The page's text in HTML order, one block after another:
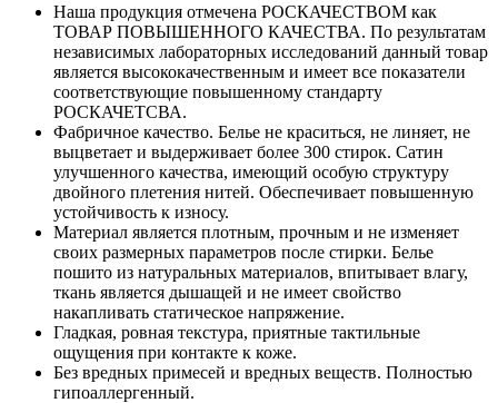
Наша продукция отмечена РОСКАЧЕСТВОМ как
ТОВАР ПОВЫШЕННОГО КАЧЕСТВА. По результатам
независимых лабораторных исследований данный товар
является высококачественным и имеет все показатели
соответствующие повышенному стандарту
РОСКАЧЕТСВА.
Фабричное качество. Белье не краситься, не линяет, не
выцветает и выдерживает более 300 стирок. Сатин
улучшенного качества, имеющий особую структуру
двойного плетения нитей. Обеспечивает повышенную
устойчивость к износу.
Материал является плотным, прочным и не изменяет
своих размерных параметров после стирки. Белье
пошито из натуральных материалов, впитывает влагу,
ткань является дышащей и не имеет свойство
накапливать статическое напряжение.
Гладкая, ровная текстура, приятные тактильные
ощущения при контакте к коже.
Без вредных примесей и вредных веществ. Полностью
гипоаллергенный.